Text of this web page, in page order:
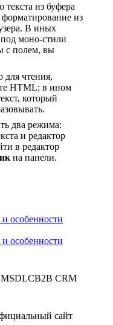
из буфера
из
В иных
под моно-стили
с полем, вы
для чтения,
HTML; в ином
который
два режима:
и редактор
в редактор
на панели.
особенности
особенности
SDLCB2B CRM
сайт